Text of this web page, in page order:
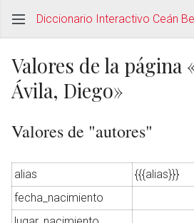
Diccionario Interactivo Ceán
Valores de la página
Ávila, Diego»
Valores de "autores"
alias
{{{alias}}}
fecha_nacimiento